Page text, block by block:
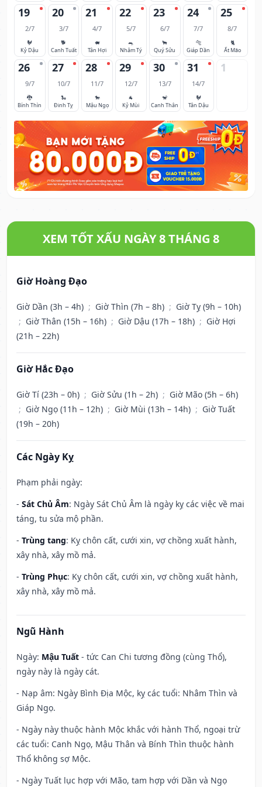
19
2/7
🐓
Kỷ Dậu
20
3/7
🐕
Canh Tuất
21
4/7
🐖
Tân Hợi
22
5/7
🐀
Nhâm Tý
23
6/7
🐂
Quý Sửu
24
7/7
🐅
Giáp Dần
25
8/7
🐈
Ất Mão
26
9/7
🐉
Bính Thìn
27
10/7
🐍
Đinh Tỵ
28
11/7
🐎
Mậu Ngọ
29
12/7
🐐
Kỷ Mùi
30
13/7
🐒
Canh Thân
31
14/7
🐓
Tân Dậu
1
XEM TỐT XẤU NGÀY 8 THÁNG 8
Giờ Hoàng Đạo
Giờ Dần (3h – 4h) ; Giờ Thìn (7h – 8h) ; Giờ Tỵ (9h – 10h)
; Giờ Thân (15h – 16h) ; Giờ Dậu (17h – 18h) ; Giờ Hợi
(21h – 22h)
Giờ Hắc Đạo
Giờ Tí (23h – 0h) ; Giờ Sửu (1h – 2h) ; Giờ Mão (5h – 6h)
; Giờ Ngọ (11h – 12h) ; Giờ Mùi (13h – 14h) ; Giờ Tuất
(19h – 20h)
Các Ngày Kỵ
Phạm phải ngày:
- Sát Chủ Âm: Ngày Sát Chủ Âm là ngày kỵ các việc về mai
táng, tu sửa mộ phần.
- Trùng tang: Kỵ chôn cất, cưới xin, vợ chồng xuất hành,
xây nhà, xây mồ mả.
- Trùng Phục: Kỵ chôn cất, cưới xin, vợ chồng xuất hành,
xây nhà, xây mồ mả.
Ngũ Hành
Ngày: Mậu Tuất - tức Can Chi tương đồng (cùng Thổ),
ngày này là ngày cát.
- Nạp âm: Ngày Bình Địa Mộc, kỵ các tuổi: Nhâm Thìn và
Giáp Ngọ.
- Ngày này thuộc hành Mộc khắc với hành Thổ, ngoại trừ
các tuổi: Canh Ngọ, Mậu Thân và Bính Thìn thuộc hành
Thổ không sợ Mộc.
- Ngày Tuất lục hợp với Mão, tam hợp với Dần và Ngọ